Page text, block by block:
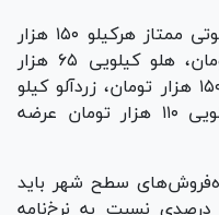
کارگر در ادامه بیان کرد: انگور یاقوتی ممتاز هرکیلو ۱۵۰ هزار
تومان، شلیل کیلویی ۸۰ هزار تومان، هلو کیلویی ۶۵ هزار
تومان، توت فرنگی ممتاز کیلویی ۱۵۰ هزار تومان، زردآلو کیلو
۱۰۰ هزار تومان و آلو شابلون کیلویی ۱۱۰ هزار تومان عرضه
سطح شهر باید
هرکیلو میوه حداکثر با سود ۳۵ درصدی نسبت به نرخ‌نامه